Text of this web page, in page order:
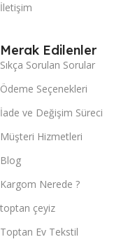
İletişim
Merak Edilenler
Sıkça Sorulan Sorular
Ödeme Seçenekleri
İade ve Değişim Süreci
Müşteri Hizmetleri
Blog
Kargom Nerede ?
toptan çeyiz
Toptan Ev Tekstil